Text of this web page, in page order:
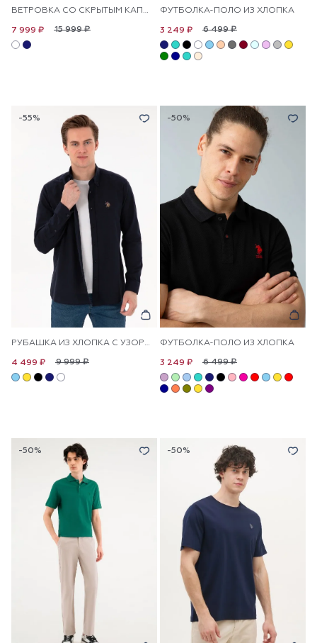
ВЕТРОВКА СО СКРЫТЫМ КАПЮШОНОМ
15 999 ₽
7 999 ₽
ФУТБОЛКА-ПОЛО ИЗ ХЛОПКА
6 499 ₽
3 249 ₽
-55%
РУБАШКА ИЗ ХЛОПКА С УЗОРОМ ПРЯМАЯ
9 999 ₽
4 499 ₽
-50%
ФУТБОЛКА-ПОЛО ИЗ ХЛОПКА
6 499 ₽
3 249 ₽
-50% -50%